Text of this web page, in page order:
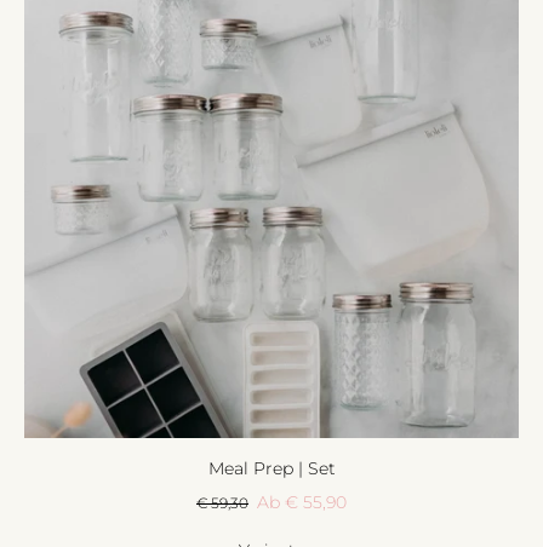
Meal Prep | Set
€ 59,30 Ab € 55,90